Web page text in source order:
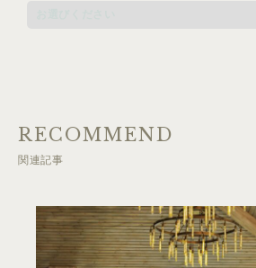
RECOMMEND
関連記事